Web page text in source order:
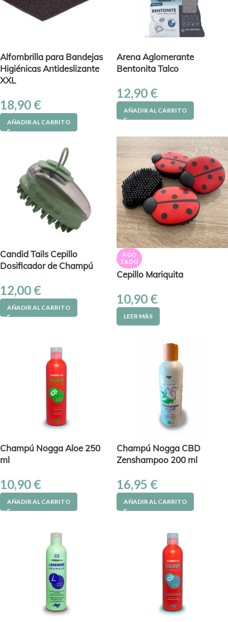
Alfombrilla para Bandejas
Higiénicas Antideslizante
XXL
18,90 €
AÑADIR AL CARRITO
Arena Aglomerante
Bentonita Talco
12,90 €
AÑADIR AL CARRITO
Candid Tails Cepillo
Dosificador de Champú
12,00 €
AÑADIR AL CARRITO
AGO
TADO
Cepillo Mariquita
10,90 €
LEER MÁS
Champú Nogga Aloe 250
ml
10,90 €
AÑADIR AL CARRITO
Champú Nogga CBD
Zenshampoo 200 ml
16,95 €
AÑADIR AL CARRITO